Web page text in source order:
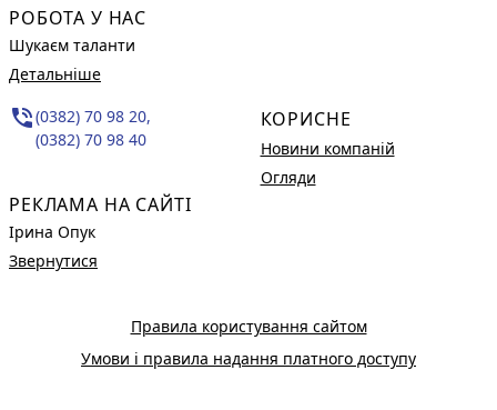
РОБОТА У НАС
Шукаєм таланти
Детальніше
phone_in_talk(0382) 70 98 20,
(0382) 70 98 40
РЕКЛАМА НА САЙТІ
Ірина Опук
Звернутися
КОРИСНЕ
Новини компаній
Огляди
Правила користування сайтом
Умови і правила надання платного доступу